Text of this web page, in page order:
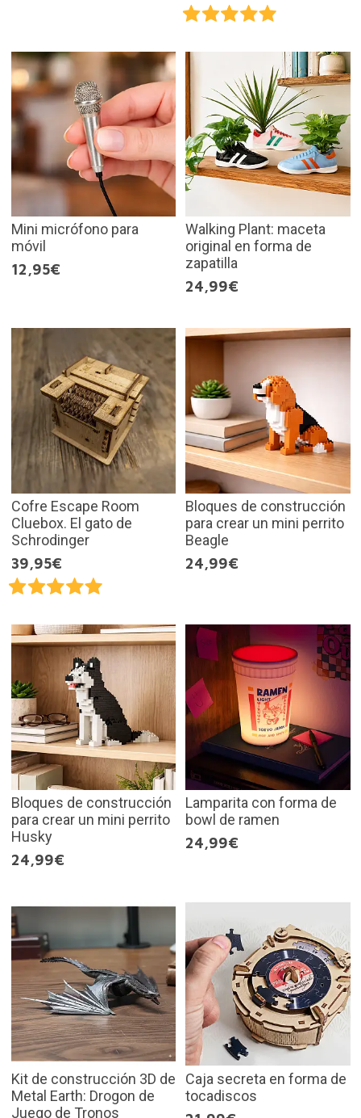
Mini micrófono para
móvil
12,95€
Walking Plant: maceta
original en forma de
zapatilla
24,99€
Cofre Escape Room
Cluebox. El gato de
Schrodinger
39,95€
Bloques de construcción
para crear un mini perrito
Beagle
24,99€
Bloques de construcción
para crear un mini perrito
Husky
24,99€
Lamparita con forma de
bowl de ramen
24,99€
Kit de construcción 3D de
Metal Earth: Drogon de
Juego de Tronos
Caja secreta en forma de
tocadiscos